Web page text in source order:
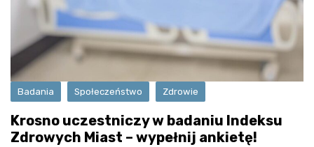
Badania Społeczeństwo Zdrowie
Krosno uczestniczy w badaniu Indeksu
Zdrowych Miast – wypełnij ankietę!